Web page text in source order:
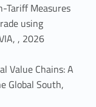
Tariff Measures
using
, 2026
Value Chains: A
Global South,